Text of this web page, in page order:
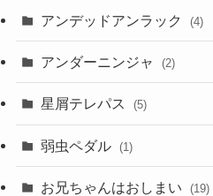
アンデッドアンラック (4)
アンダーニンジャ (2)
星屑テレパス (5)
弱虫ペダル (1)
お兄ちゃんはおしまい (19)